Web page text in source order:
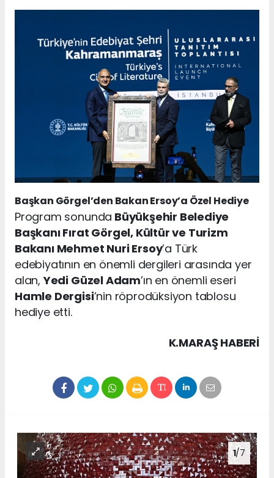
Başkan Görgel’den Bakan Ersoy’a Özel Hediye
Program sonunda Büyükşehir Belediye
Başkanı Fırat Görgel, Kültür ve Turizm
Bakanı Mehmet Nuri Ersoy’a Türk
edebiyatının en önemli dergileri arasında yer
alan,Yedi Güzel Adam’ın en önemli eseri
Hamle Dergisi’nin röprodüksiyon tablosu
hediye etti.
K.MARAŞ HABERİ
1/7